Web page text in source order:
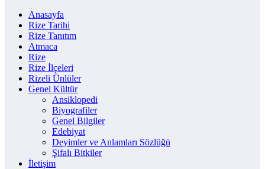
Anasayfa
Rize Tarihi
Rize Tanıtım
Atmaca
Rize
Rize İlçeleri
Rizeli Ünlüler
Genel Kültür
Ansiklopedi
Biyografiler
Genel Bilgiler
Edebiyat
Deyimler ve Anlamları Sözlüğü
Şifalı Bitkiler
İletişim